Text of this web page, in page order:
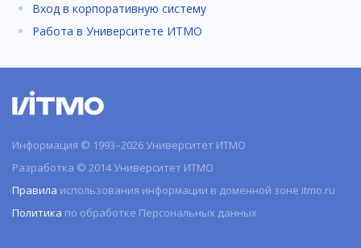
Вход в корпоративную систему
Работа в Университете ИТМО
Информация © 1993–2026 Университет ИТМО
Разработка © 2014 Университет ИТМО
Правила использования информации в доменной зоне itmo.ru
Политика по обработке Персональных данных